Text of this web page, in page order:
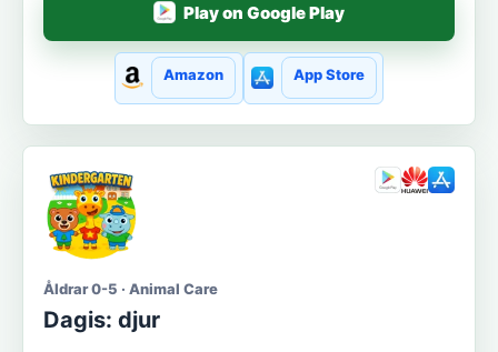
Play on Google Play
Amazon App Store
Åldrar 0-5 · Animal Care
Dagis: djur